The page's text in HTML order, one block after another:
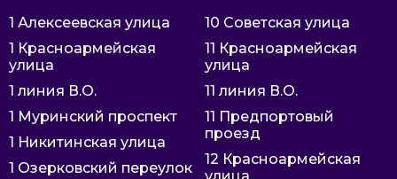
1 Алексеевская улица
1 Красноармейская
улица
1 линия В.О.
1 Муринский проспект
1 Никитинская улица
1 Озерковский переулок
10 Советская улица
11 Красноармейская
улица
11 линия В.О.
11 Предпортовый
проезд
12 Красноармейская